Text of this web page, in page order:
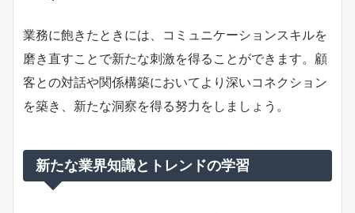
業務に飽きたときには、コミュニケーションスキルを
磨き直すことで新たな刺激を得ることができます。顧
客との対話や関係構築においてより深いコネクション
を築き、新たな洞察を得る努力をしましょう。
新たな業界知識とトレンドの学習